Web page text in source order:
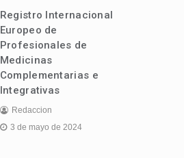
Registro Internacional
Europeo de
Profesionales de
Medicinas
Complementarias e
Integrativas
Redaccion
3 de mayo de 2024